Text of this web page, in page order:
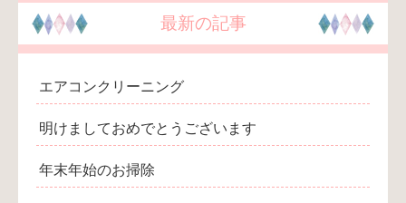
最新の記事
エアコンクリーニング
明けましておめでとうございます
年末年始のお掃除